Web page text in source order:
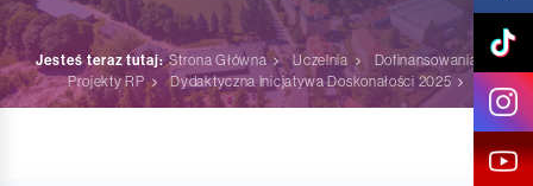
Jesteś teraz tutaj: Strona Główna Uczelnia
Dofinansowania
Projekty RP
Dydaktyczna Inicjatywa Doskonałości 2025